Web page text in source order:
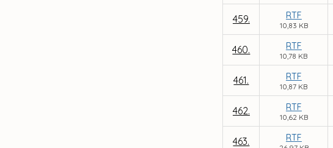
459. RTF
10,83 KB
460. RTF
10,78 KB
461. RTF
10,87 KB
462. RTF
10,62 KB
463. RTF